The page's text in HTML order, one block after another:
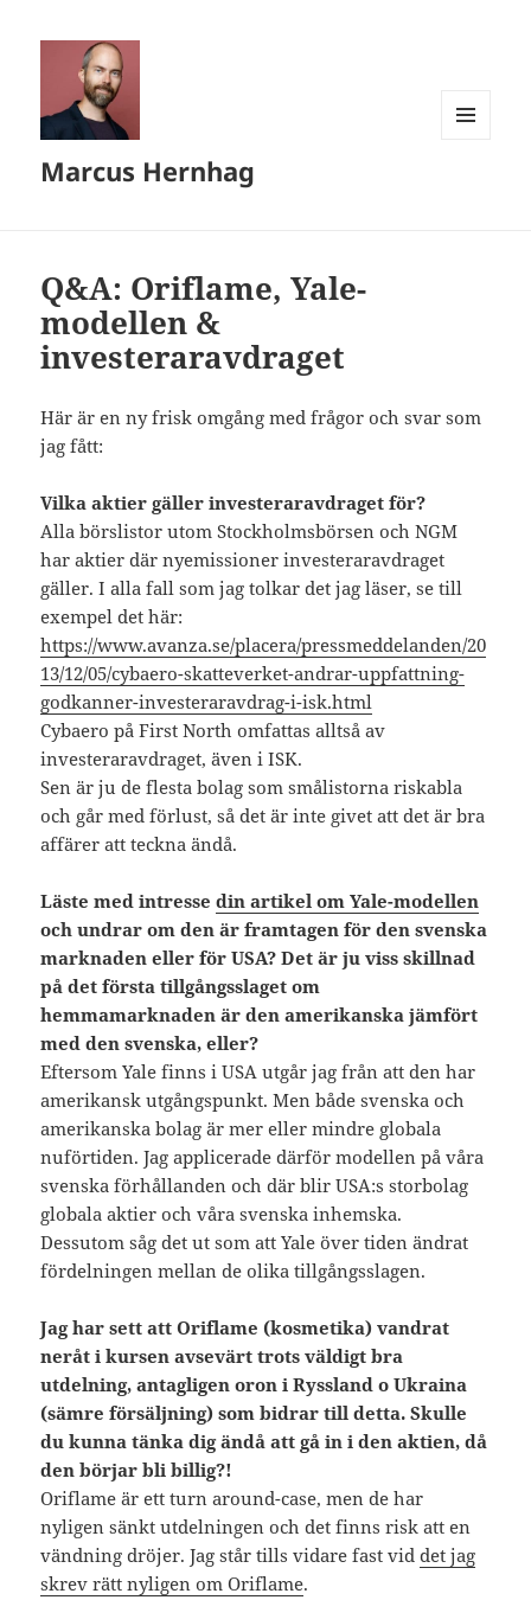
Marcus Hernhag
Q&A: Oriflame, Yale-
modellen &
investeraravdraget
Här är en ny frisk omgång med frågor och svar som
jag fått:
Vilka aktier gäller investeraravdraget för?
Alla börslistor utom Stockholmsbörsen och NGM
har aktier där nyemissioner investeraravdraget
gäller. I alla fall som jag tolkar det jag läser, se till
exempel det här:
https://www.avanza.se/placera/pressmeddelanden/20
13/12/05/cybaero-skatteverket-andrar-uppfattning-
godkanner-investeraravdrag-i-isk.html
Cybaero på First North omfattas alltså av
investeraravdraget, även i ISK.
Sen är ju de flesta bolag som smålistorna riskabla
och går med förlust, så det är inte givet att det är bra
affärer att teckna ändå.
Läste med intressedin artikel om Yale-modellen
och undrar om den är framtagen för den svenska
marknaden eller för USA? Det är ju viss skillnad
på det första tillgångsslaget om
hemmamarknaden är den amerikanska jämfört
med den svenska, eller?
Eftersom Yale finns i USA utgår jag från att den har
amerikansk utgångspunkt. Men både svenska och
amerikanska bolag är mer eller mindre globala
nuförtiden. Jag applicerade därför modellen på våra
svenska förhållanden och där blir USA:s storbolag
globala aktier och våra svenska inhemska.
Dessutom såg det ut som att Yale över tiden ändrat
fördelningen mellan de olika tillgångsslagen.
Jag har sett att Oriflame (kosmetika) vandrat
neråt i kursen avsevärt trots väldigt bra
utdelning, antagligen oron i Ryssland o Ukraina
(sämre försäljning) som bidrar till detta. Skulle
du kunna tänka dig ändå att gå in i den aktien, då
den börjar bli billig?!
Oriflame är ett turn around-case, men de har
nyligen sänkt utdelningen och det finns risk att en
vändning dröjer. Jag står tills vidare fast viddet jag
skrev rätt nyligen om Oriflame.